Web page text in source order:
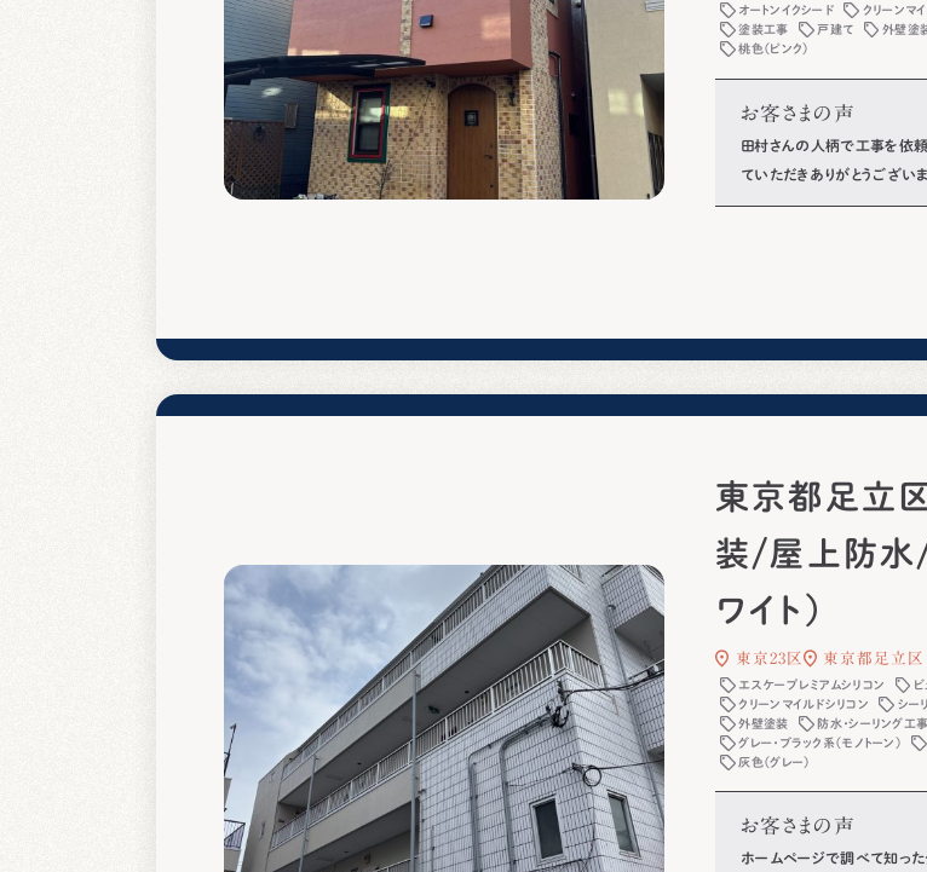
オートンイクシード
クリーンマ
塗装工事
戸建て 外壁塗
桃色（ピンク）
お客さまの声
田村さんの人柄で工事を依
ていただきありがとうございま
東京都足立
装/屋上防水
ワイト）
東京23区 東京都足立区
エスケープレミアムシリコン
クリーンマイルドシリコン
シー
外壁塗装
防水・シーリング工事
グレー・ブラック系（モノトーン）
灰色（グレー）
お客さまの声
ホームページで調べて知った